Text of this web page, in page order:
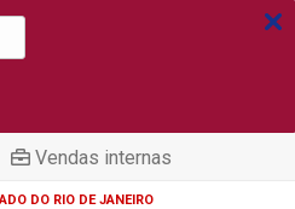
Vendas internas
DO RIO DE JANEIRO